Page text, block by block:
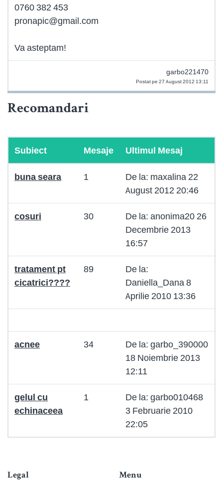
0760 382 453
pronapic@gmail.com
Va asteptam!
garbo221470
Postat pe 27 August 2012 13:11
Recomandari
Subiect Mesaje Ultimul Mesaj
buna seara 1
De la: maxalina 22
August 2012 20:46
cosuri 30
De la: anonima20 26
Decembrie 2013
16:57
tratament pt
cicatrici????
89
De la:
Daniella_Dana 8
Aprilie 2010 13:36
acnee 34
De la: garbo_390000
18 Noiembrie 2013
12:11
gelul cu
echinaceea
1
De la: garbo010468
3 Februarie 2010
22:05
Legal Menu